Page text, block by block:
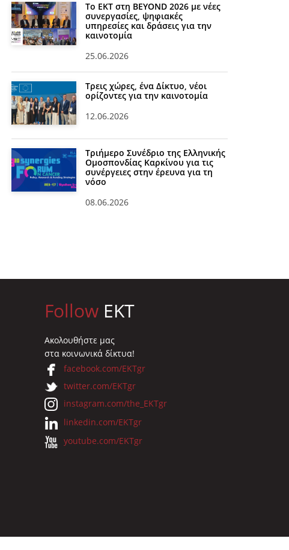
Το ΕΚΤ στη BEYOND 2026 με νέες
συνεργασίες, ψηφιακές
υπηρεσίες και δράσεις για την
καινοτομία
25.06.2026
Τρεις χώρες, ένα Δίκτυο, νέοι
ορίζοντες για την καινοτομία
12.06.2026
Τριήμερο Συνέδριο της Ελληνικής
Ομοσπονδίας Καρκίνου για τις
συνέργειες στην έρευνα για τη
νόσο
08.06.2026
Follow EKT
Ακολουθήστε μας
στα κοινωνικά δίκτυα!
facebook.com/EKTgr
twitter.com/EKTgr
instagram.com/the_EKTgr
linkedin.com/EKTgr
youtube.com/EKTgr